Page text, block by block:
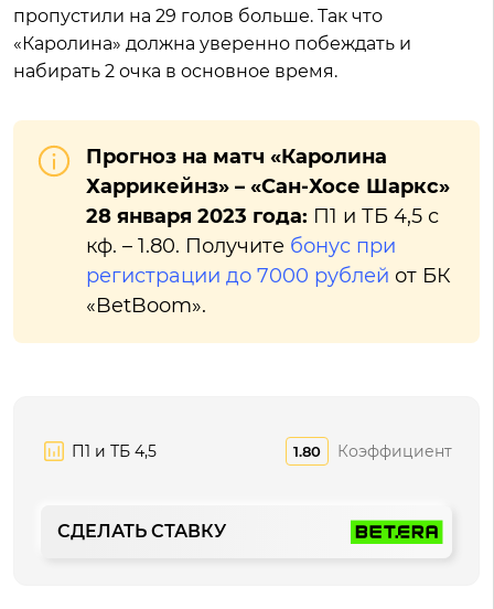
пропустили на 29 голов больше. Так что
«Каролина» должна уверенно побеждать и
набирать 2 очка в основное время.
Прогноз на матч «Каролина
Харрикейнз» – «Сан-Хосе Шаркс»
28 января 2023 года: П1 и ТБ 4,5 с
кф. – 1.80. Получите бонус при
регистрации до 7000 рублей от БК
«BetBoom».
П1 и ТБ 4,5 1.80 Коэффициент
СДЕЛАТЬ СТАВКУ